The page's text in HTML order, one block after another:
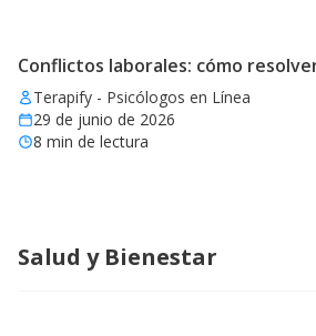
Conflictos laborales: cómo
Terapify - Psicólogos en Línea
29 de junio de 2026
8 min de lectura
Salud y Bienestar